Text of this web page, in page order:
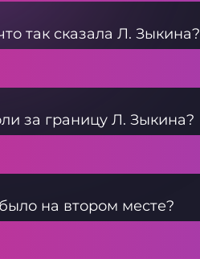
так сказала Л. Зыкина?
за границу Л. Зыкина?
на втором месте?